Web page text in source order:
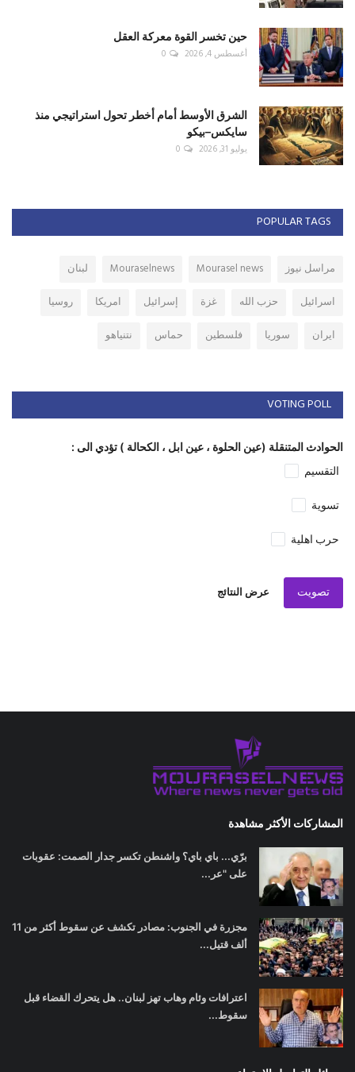
حين تخسر القوة معركة العقل
أغسطس 4, 2026 0
الشرق الأوسط أمام أخطر تحول استراتيجي منذ
سايكس–بيكو
يوليو 31, 2026 0
POPULAR TAGS
مراسل نيوز Mourasel news
Mouraselnews
لبنان
اسرائيل
حزب الله غزة إسرائيل امريكا
روسيا
ايران
سوريا فلسطين حماس نتنياهو
VOTING POLL
الحوادث المتنقلة (عين الحلوة ، عين ابل ، الكحالة ) تؤدي الى :
التقسيم
تسوية
حرب اهلية
تصويت عرض النتائج
المشاركات الأكثر مشاهدة
برّي... باي باي؟ واشنطن تكسر جدار الصمت: عقوبات
على "عر...
مجزرة في الجنوب: مصادر تكشف عن سقوط أكثر من 11
ألف قتيل...
اعترافات وئام وهاب تهز لبنان.. هل يتحرك القضاء قبل
سقوط...